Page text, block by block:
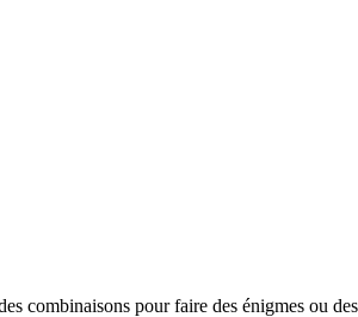
combinaisons pour faire des énigmes ou des